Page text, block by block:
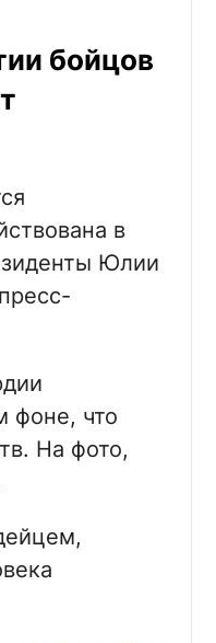
бойцов
в
Юлии
фоне, что
На фото,